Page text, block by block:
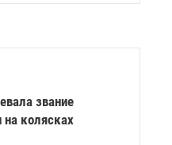
звание
на колясках